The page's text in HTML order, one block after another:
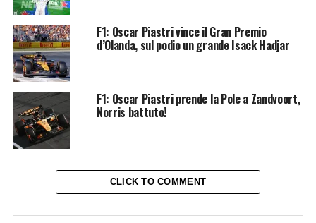
F1: Oscar Piastri vince il Gran Premio
d’Olanda, sul podio un grande Isack Hadjar
F1: Oscar Piastri prende la Pole a Zandvoort,
Norris battuto!
CLICK TO COMMENT